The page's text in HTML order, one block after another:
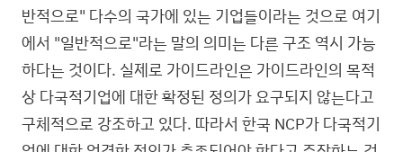
반적으로" 다수의 국가에 있는 기업들이라는 것으로 여기
에서 "일반적으로"라는 말의 의미는 다른 구조 역시 가능
하다는 것이다. 실제로 가이드라인은 가이드라인의 목적
상 다국적기업에 대한 확정된 정의가 요구되지 않는다고
구체적으로 강조하고 있다. 따라서 한국 NCP가 다국적기